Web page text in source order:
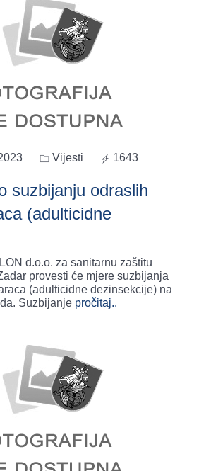
Vijesti 1643
(adulticidne
d.o.o. za sanitarnu zaštitu
provesti će mjere suzbijanja
(adulticidne dezinsekcije) na
području Vašeg Grada. Suzbijanje pročitaj..